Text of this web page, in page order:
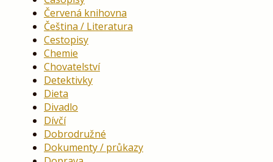
Červená knihovna
Čeština / Literatura
Cestopisy
Chemie
Chovatelství
Detektivky
Dieta
Divadlo
Dívčí
Dobrodružné
Dokumenty / průkazy